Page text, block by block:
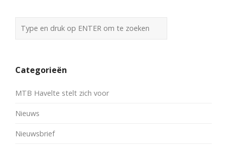
Categorieën
MTB Havelte stelt zich voor
Nieuws
Nieuwsbrief